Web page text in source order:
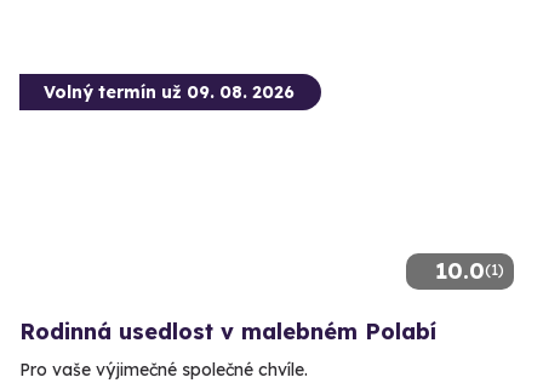
10.0(1)
Volný termín už 09. 08. 2026
Rodinná usedlost v malebném Polabí
Pro vaše výjimečné společné chvíle.